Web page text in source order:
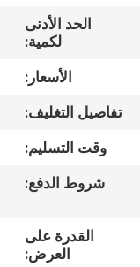
مراقبة
الجودة
اتصل
الحد الأدنى
لكمية:
الأسعار:
تفاصيل التغليف:
وقت التسليم:
شروط الدفع:
القدرة على
العرض: